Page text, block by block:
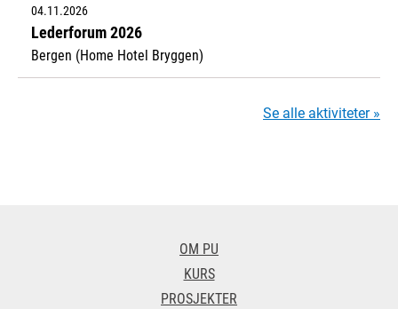
04.11.2026
Lederforum 2026
Bergen (Home Hotel Bryggen)
Se alle aktiviteter »
OM PU
KURS
PROSJEKTER